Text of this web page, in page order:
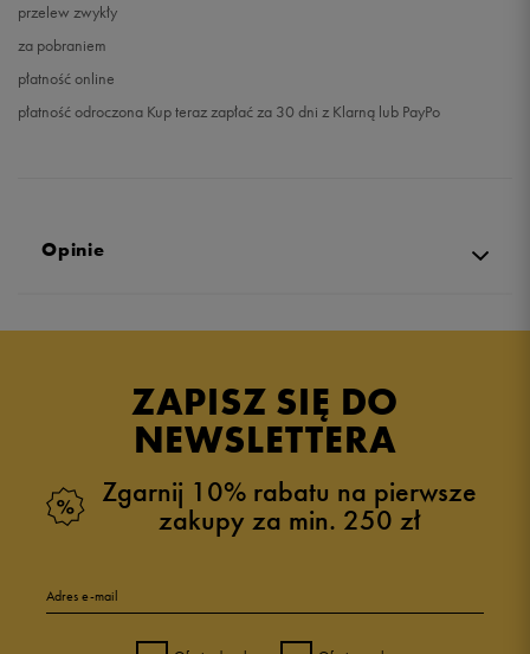
przelew zwykły
za pobraniem
płatność online
płatność odroczona Kup teraz zapłać za 30 dni z Klarną lub PayPo
Opinie
ZAPISZ SIĘ DO
NEWSLETTERA
Zgarnij 10% rabatu na pierwsze
zakupy za min. 250 zł
Adres e-mail